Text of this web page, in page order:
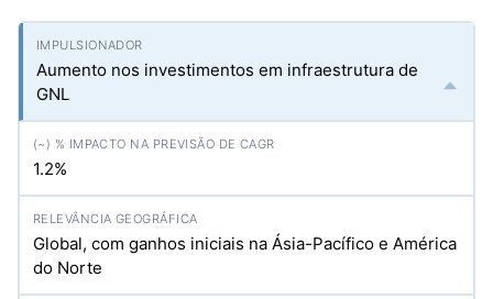
Aumento nos investimentos em infraestrutura de
GNL
1.2%
Global, com ganhos iniciais na Ásia-Pacífico e América
do Norte